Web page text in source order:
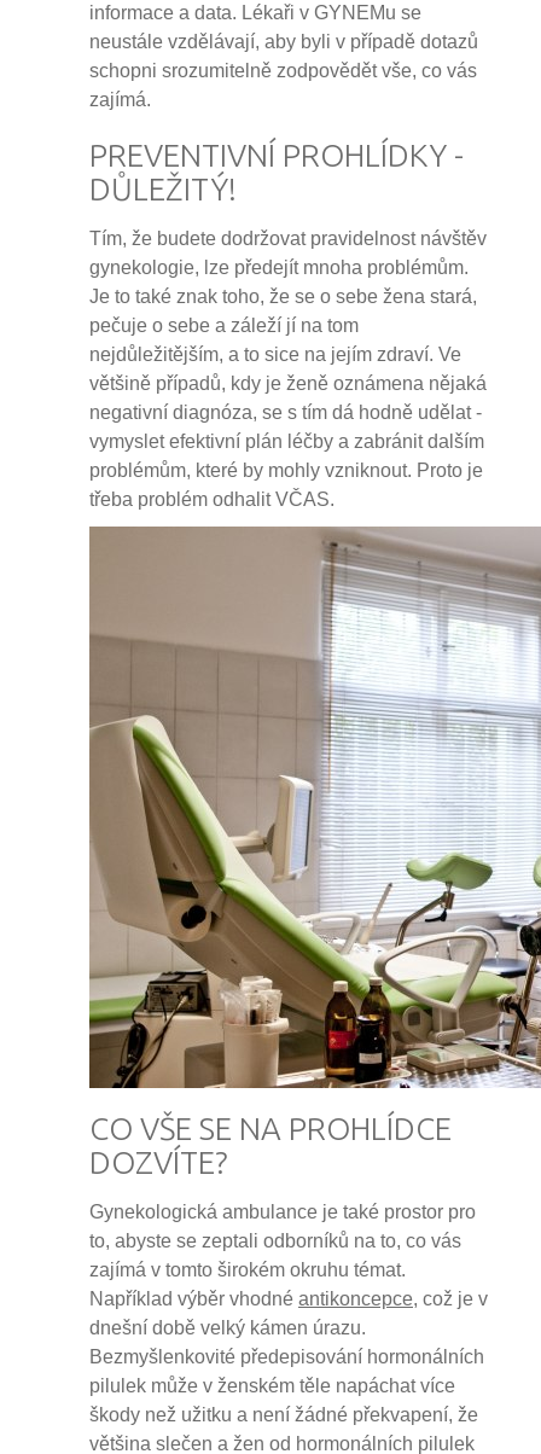
informace a data. Lékaři v GYNEMu se
neustále vzdělávají, aby byli v případě dotazů
schopni srozumitelně zodpovědět vše, co vás
zajímá.
PREVENTIVNÍ PROHLÍDKY -
DŮLEŽITÝ!
Tím, že budete dodržovat pravidelnost návštěv
gynekologie, lze předejít mnoha problémům.
Je to také znak toho, že se o sebe žena stará,
pečuje o sebe a záleží jí na tom
nejdůležitějším, a to sice na jejím zdraví. Ve
většině případů, kdy je ženě oznámena nějaká
negativní diagnóza, se s tím dá hodně udělat -
vymyslet efektivní plán léčby a zabránit dalším
problémům, které by mohly vzniknout. Proto je
třeba problém odhalit VČAS.
CO VŠE SE NA PROHLÍDCE
DOZVÍTE?
Gynekologická ambulance je také prostor pro
to, abyste se zeptali odborníků na to, co vás
zajímá v tomto širokém okruhu témat.
Například výběr vhodné antikoncepce, což je v
dnešní době velký kámen úrazu.
Bezmyšlenkovité předepisování hormonálních
pilulek může v ženském těle napáchat více
škody než užitku a není žádné překvapení, že
většina slečen a žen od hormonálních pilulek